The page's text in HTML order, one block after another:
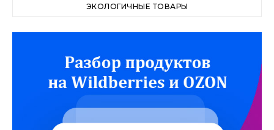
ЭКОЛОГИЧНЫЕ ТОВАРЫ